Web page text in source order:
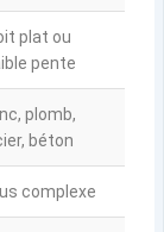
plat ou
pente
plomb,
béton
complexe